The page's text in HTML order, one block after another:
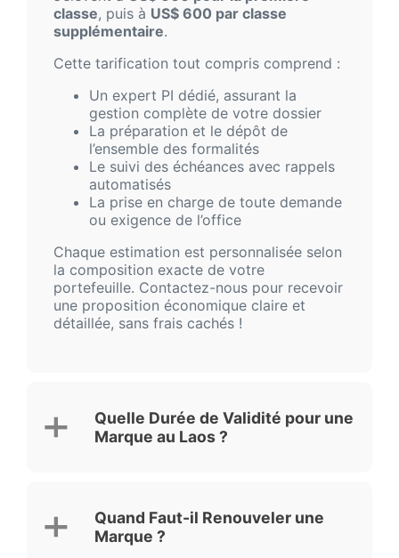
classe, puis à US$ 600 par classe
supplémentaire.
Cette tarification tout compris comprend :
Un expert PI dédié, assurant la
gestion complète de votre dossier
La préparation et le dépôt de
l’ensemble des formalités
Le suivi des échéances avec rappels
automatisés
La prise en charge de toute demande
ou exigence de l’office
Chaque estimation est personnalisée selon
la composition exacte de votre
portefeuille. Contactez-nous pour recevoir
une proposition économique claire et
détaillée, sans frais cachés !
Quelle Durée de Validité pour une
Marque au Laos ?
Quand Faut-il Renouveler une
Marque ?